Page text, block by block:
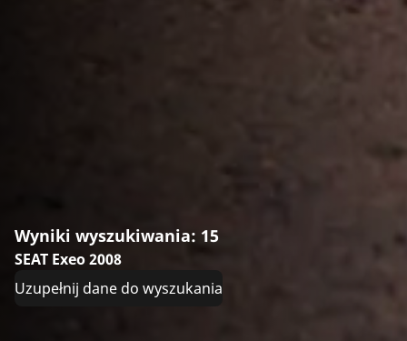
Wyniki wyszukiwania: 15
SEAT Exeo 2008
Uzupełnij dane do wyszukania